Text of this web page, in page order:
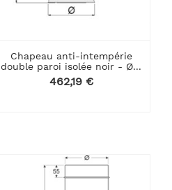
Chapeau anti-intempérie
double paroi isolée noir - Ø...
Prix
462,19 €